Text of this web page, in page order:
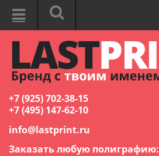
+7 (925) 702-38-15
+7 (495) 147-62-10
info@lastprint.ru
Заказать любую полиграфию: